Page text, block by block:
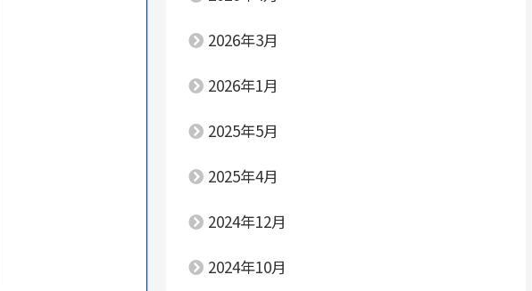
2026年3月
2026年1月
2025年5月
2025年4月
2024年12月
2024年10月